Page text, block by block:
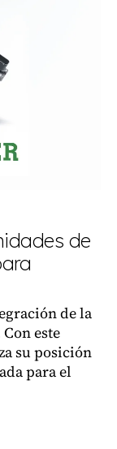
de
de la
este
su posición
para el